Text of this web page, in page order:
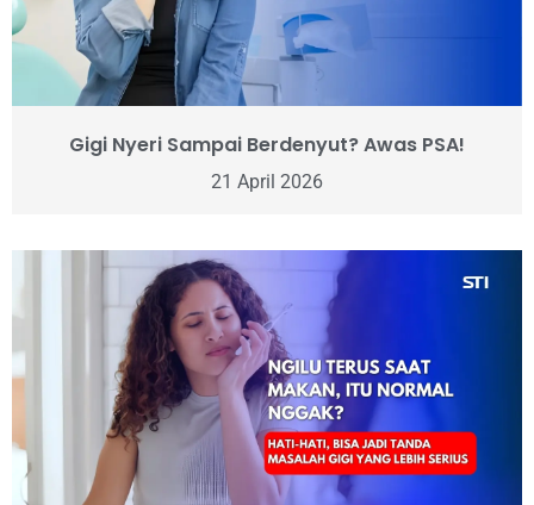
Gigi Nyeri Sampai Berdenyut? Awas PSA!
21 April 2026